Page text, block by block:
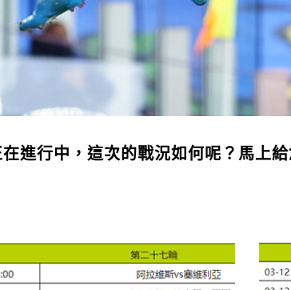
進行中，這次的戰況如何呢？馬上